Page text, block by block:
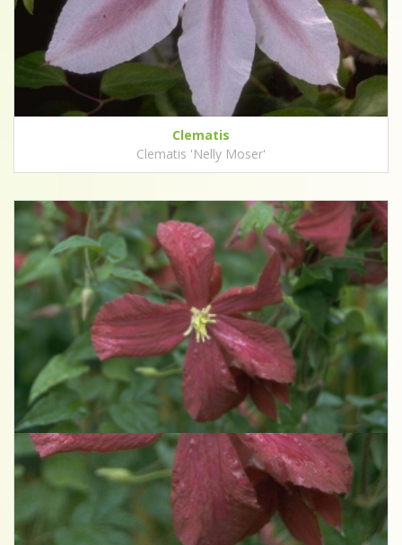
Clematis
Clematis 'Nelly Moser'